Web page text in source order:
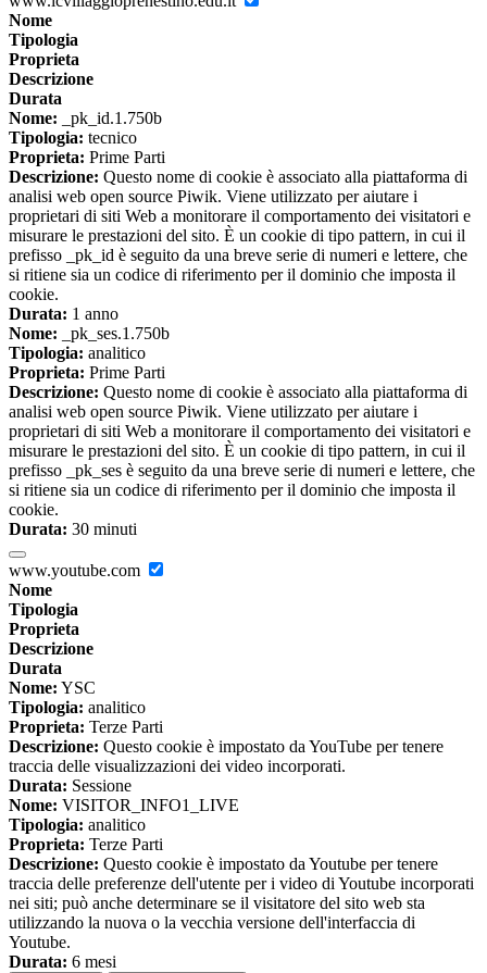
Nome
Tipologia
Proprieta
Descrizione
Durata
Nome: _pk_id.1.750b
Tipologia: tecnico
Proprieta: Prime Parti
Descrizione: Questo nome di cookie è associato alla piattaforma di
analisi web open source Piwik. Viene utilizzato per aiutare i
proprietari di siti Web a monitorare il comportamento dei visitatori e
misurare le prestazioni del sito. È un cookie di tipo pattern, in cui il
prefisso _pk_id è seguito da una breve serie di numeri e lettere, che
si ritiene sia un codice di riferimento per il dominio che imposta il
cookie.
Durata: 1 anno
Nome: _pk_ses.1.750b
Tipologia: analitico
Proprieta: Prime Parti
Descrizione: Questo nome di cookie è associato alla piattaforma di
analisi web open source Piwik. Viene utilizzato per aiutare i
proprietari di siti Web a monitorare il comportamento dei visitatori e
misurare le prestazioni del sito. È un cookie di tipo pattern, in cui il
prefisso _pk_ses è seguito da una breve serie di numeri e lettere, che
si ritiene sia un codice di riferimento per il dominio che imposta il
cookie.
Durata: 30 minuti
www.youtube.com
Nome
Tipologia
Proprieta
Descrizione
Durata
Nome: YSC
Tipologia: analitico
Proprieta: Terze Parti
Descrizione: Questo cookie è impostato da YouTube per tenere
traccia delle visualizzazioni dei video incorporati.
Durata: Sessione
Nome: VISITOR_INFO1_LIVE
Tipologia: analitico
Proprieta: Terze Parti
Descrizione: Questo cookie è impostato da Youtube per tenere
traccia delle preferenze dell'utente per i video di Youtube incorporati
nei siti; può anche determinare se il visitatore del sito web sta
utilizzando la nuova o la vecchia versione dell'interfaccia di
Youtube.
Durata: 6 mesi